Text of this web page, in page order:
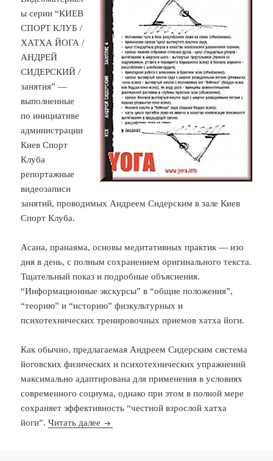
ы серии “КИЕВ
СПОРТ КЛУБ /
ХАТХА ЙОГА /
АНДРЕЙ
СИДЕРСКИЙ /
занятия” —
выполненные
по инициативе
администрации
Киев Спорт
Клуба
репортажные
видеозаписи
занятий, проводимых Андреем Сидерским в зале Киев
Спорт Клуба.
Асана, пранаяма, основы медитативных практик — изо
дня в день, с полным сохранением оригинального текста.
Тщательный показ и подробные объяснения.
“Информационные экскурсы” в “общие положения”,
“теорию” и “историю” физкультурных и
психотехнических тренировочных приемов хатха йоги.
Как обычно, предлагаемая Андреем Сидерским система
йоговских физических и психотехнических упражнений
максимально адаптирована для применения в условиях
современного социума, однако при этом в полной мере
сохраняет эффективность “честной взрослой хатха
йоги”.Читать далее Андрей Сидерский — КСК 11